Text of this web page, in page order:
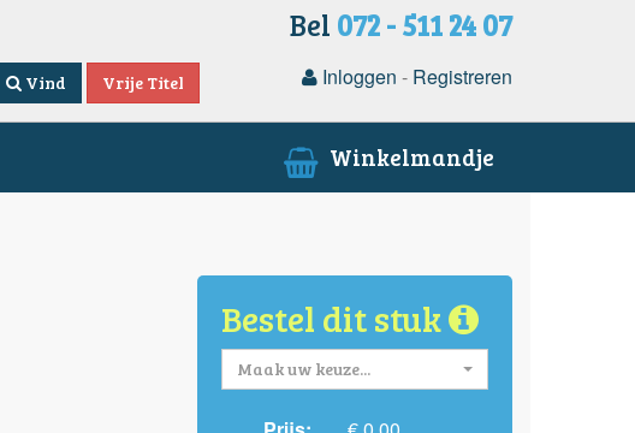
Bel 072 - 511 24 07
Vind Vrije Titel Inloggen - Registreren
Winkelmandje
Bestel dit stuk
Maak uw keuze...